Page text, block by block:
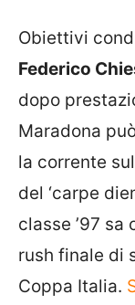
Obiettivi
Federico
dopo
Maradona
la corrente
del ‘carpe
classe ’97
rush finale di
Coppa Italia.